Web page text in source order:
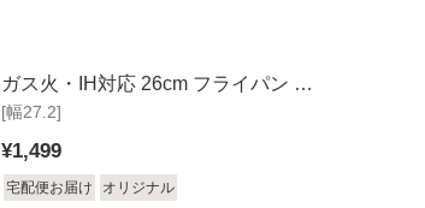
[幅27.2]
ガス火・IH対応 26cm フライパン ソ
フィス
¥1,499
宅配便お届け オリジナル